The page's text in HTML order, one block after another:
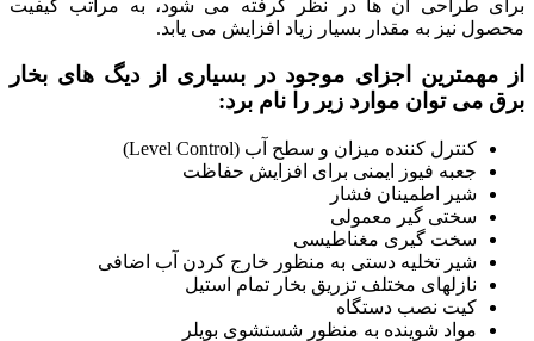
برای طراحی آن ها در نظر گرفته می شود، به مراتب کیفیت
محصول نیز به مقدار بسیار زیاد افزایش می یابد.
از مهمترین اجزای موجود در بسیاری از دیگ های بخار
برق می توان موارد زیر را نام برد:
کنترل کننده میزان و سطح آب (Level Control)
جعبه فیوز ایمنی برای افزایش حفاظت
شیر اطمینان فشار
سختی گیر معمولی
سخت گیری مغناطیسی
شیر تخلیه دستی به منظور خارج کردن آب اضافی
نازلهای مختلف تزریق بخار تمام استیل
کیت نصب دستگاه
مواد شوینده به منظور شستشوی بویلر